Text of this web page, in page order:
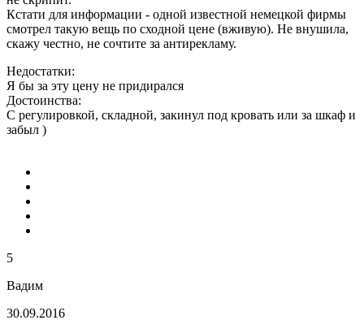
Кстати для информации - одной известной немецкой фирмы
смотрел такую вещь по сходной цене (вживую). Не внушила,
скажу честно, не сочтите за антирекламу.
Недостатки:
Я бы за эту цену не придирался
Достоинства:
С регулировкой, складной, закинул под кровать или за шкаф и
забыл )
5
Вадим
30.09.2016